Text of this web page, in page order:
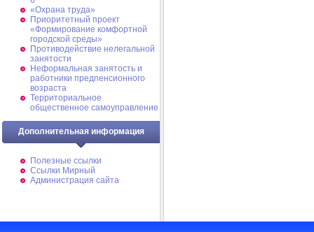
«Охрана труда»
Приоритетный проект
«Формирование комфортной
городской среды»
Противодействие нелегальной
занятости
Неформальная занятость и
работники предпенсионного
возраста
Территориальное
общественное самоуправление
Дополнительная информация
Полезные ссылки
Ссылки Мирный
Администрация сайта